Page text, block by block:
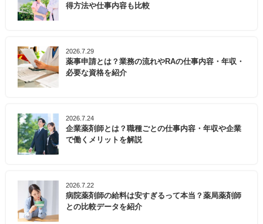
得方法や仕事内容も比較
2026.7.29
薬事申請とは？業務の流れやRAの仕事内容・年収・
必要な資格を紹介
2026.7.24
企業薬剤師とは？職種ごとの仕事内容・年収や企業
で働くメリットを解説
2026.7.22
病院薬剤師の給料は安すぎるって本当？薬局薬剤師
との比較データを紹介